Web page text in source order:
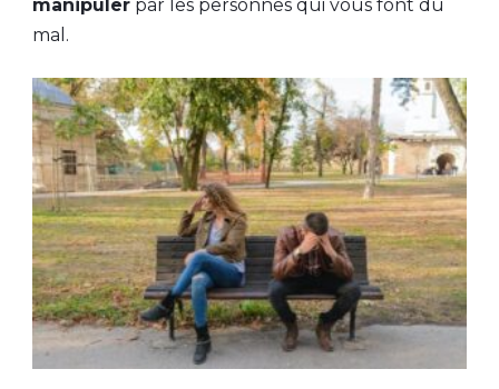
manipulerpar les personnes qui vous font du
mal.